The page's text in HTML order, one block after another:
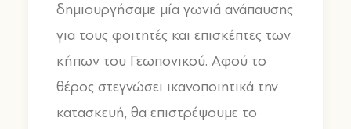
δημιουργήσαμε μία γωνιά ανάπαυσης
για τους φοιτητές και επισκέπτες των
κήπων του Γεωπονικού. Αφού το
θέρος στεγνώσει ικανοποιητικά την
κατασκευή, θα επιστρέψουμε το